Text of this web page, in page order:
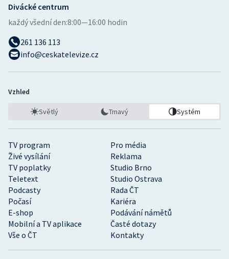
TV program
Pro média
Živé vysílání
Reklama
TV poplatky
Studio Brno
Teletext
Studio Ostrava
Podcasty
Rada ČT
Počasí
Kariéra
E-shop
Podávání námětů
Mobilní a TV aplikace
Časté dotazy
Vše o ČT
Kontakty
Divácké centrum
každý všední den:8:00—16:00 hodin
261 136 113
info@ceskatelevize.cz
Vzhled
Světlý Tmavý Systém